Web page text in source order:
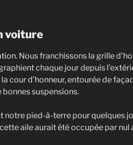
voiture
Nous franchissons la grille
chaque jour depuis
cour d’honneur, entourée de
bonnes suspensions.
notre pied-à-terre pour quelques
aile aurait été occupée par